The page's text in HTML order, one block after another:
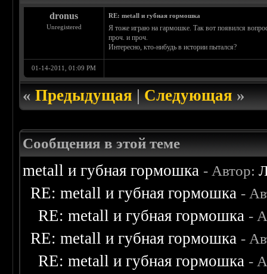
dronus
Unregistered
RE: metall и губная гормошка
Я тоже играю на гармошке. Так вот появился
проч. и проч.
Интересно, кто-нибудь в истории пытался?
01-14-2011, 01:09 PM
«Предыдущая|Следующая»
Сообщения в этой теме
metall и губная гормошка - Автор:
RE: metall и губная гормошка -
RE: metall и губная гормошка -
RE: metall и губная гормошка -
RE: metall и губная гормошка -